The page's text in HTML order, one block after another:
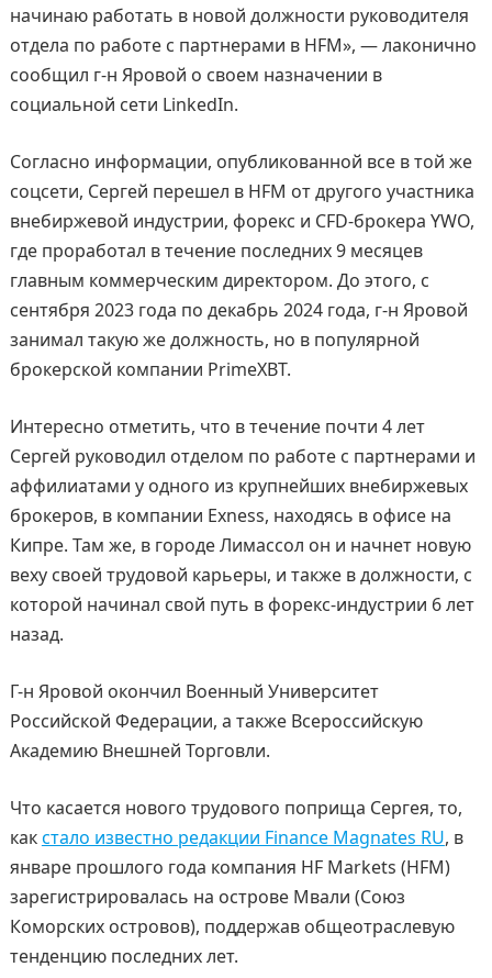
начинаю работать в новой должности руководителя
отдела по работе с партнерами в HFM», — лаконично
сообщил г-н Яровой о своем назначении в
социальной сети LinkedIn.
Согласно информации, опубликованной все в той же
соцсети, Сергей перешел в HFM от другого участника
внебиржевой индустрии, форекс и CFD-брокера YWO,
где проработал в течение последних 9 месяцев
главным коммерческим директором. До этого, с
сентября 2023 года по декабрь 2024 года, г-н Яровой
занимал такую же должность, но в популярной
брокерской компании PrimeXBT.
Интересно отметить, что в течение почти 4 лет
Сергей руководил отделом по работе с партнерами и
аффилиатами у одного из крупнейших внебиржевых
брокеров, в компании Exness, находясь в офисе на
Кипре. Там же, в городе Лимассол он и начнет новую
веху своей трудовой карьеры, и также в должности, с
которой начинал свой путь в форекс-индустрии 6 лет
назад.
Г-н Яровой окончил Военный Университет
Российской Федерации, а также Всероссийскую
Академию Внешней Торговли.
Что касается нового трудового поприща Сергея, то,
какстало известно редакции Finance Magnates RU, в
январе прошлого года компания HF Markets (HFM)
зарегистрировалась на острове Мвали (Союз
Коморских островов), поддержав общеотраслевую
тенденцию последних лет.